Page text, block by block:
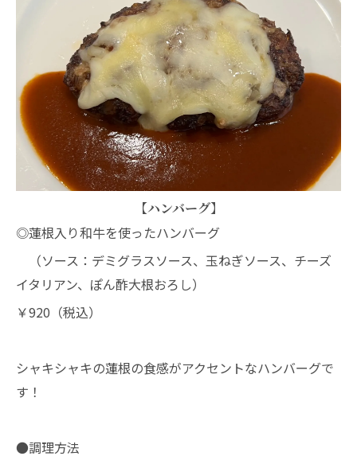
【ハンバーグ】
◎蓮根入り和牛を使ったハンバーグ
（ソース：デミグラスソース、玉ねぎソース、チーズ
イタリアン、ぽん酢大根おろし）
￥920（税込）
シャキシャキの蓮根の食感がアクセントなハンバーグで
す！
●調理方法